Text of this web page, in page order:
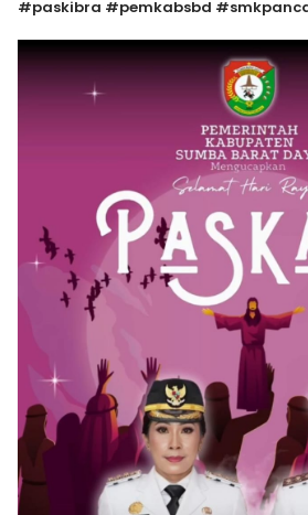
#paskibra #pemkabsbd